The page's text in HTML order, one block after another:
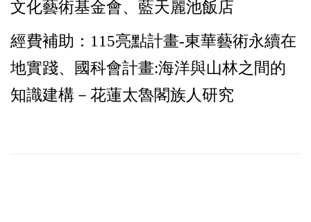
文化藝術基金會、藍天麗池飯店
經費補助：115亮點計畫-東華藝術永續在
地實踐、國科會計畫:海洋與山林之間的
知識建構－花蓮太魯閣族人研究